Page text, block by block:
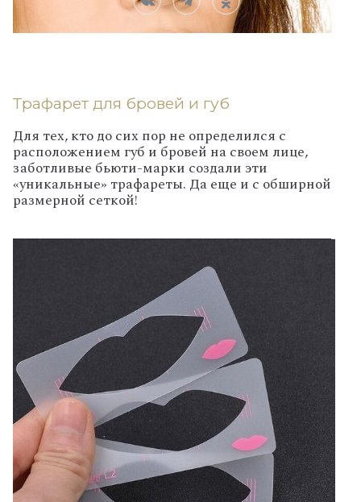
Трафарет для бровей и губ
Для тех, кто до сих пор не определился с
расположением губ и бровей на своем лице,
заботливые бьюти-марки создали эти
«уникальные» трафареты. Да еще и с обширной
размерной сеткой!